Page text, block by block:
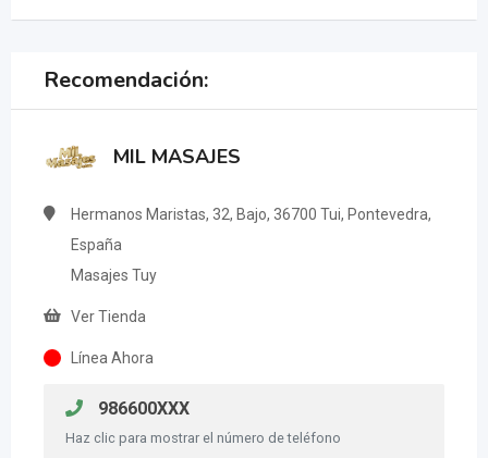
Recomendación:
MIL MASAJES
Hermanos Maristas, 32, Bajo, 36700 Tui, Pontevedra,
España
Masajes Tuy
Ver Tienda
Línea Ahora
986600XXX
Haz clic para mostrar el número de teléfono